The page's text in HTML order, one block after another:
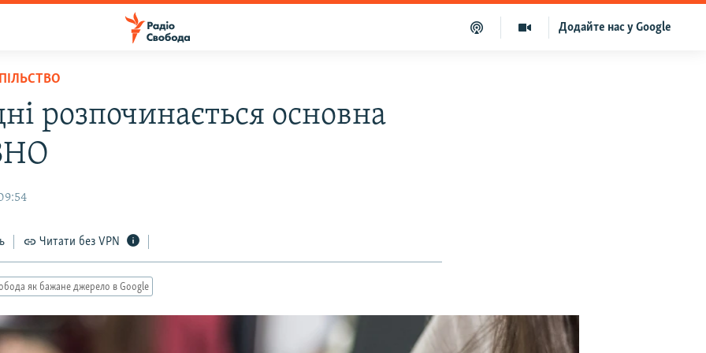
Додайте нас у Google
розпочинається основна
Читати без VPN
як бажане джерело в Google